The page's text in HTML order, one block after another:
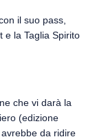
il suo pass,
e la Taglia Spirito
che vi darà la
(edizione
da ridire